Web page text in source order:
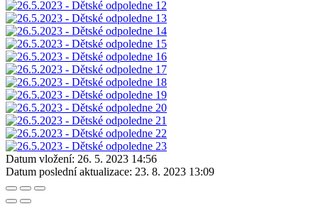
Datum vložení: 26. 5. 2023 14:56
Datum poslední aktualizace: 23. 8. 2023 13:09